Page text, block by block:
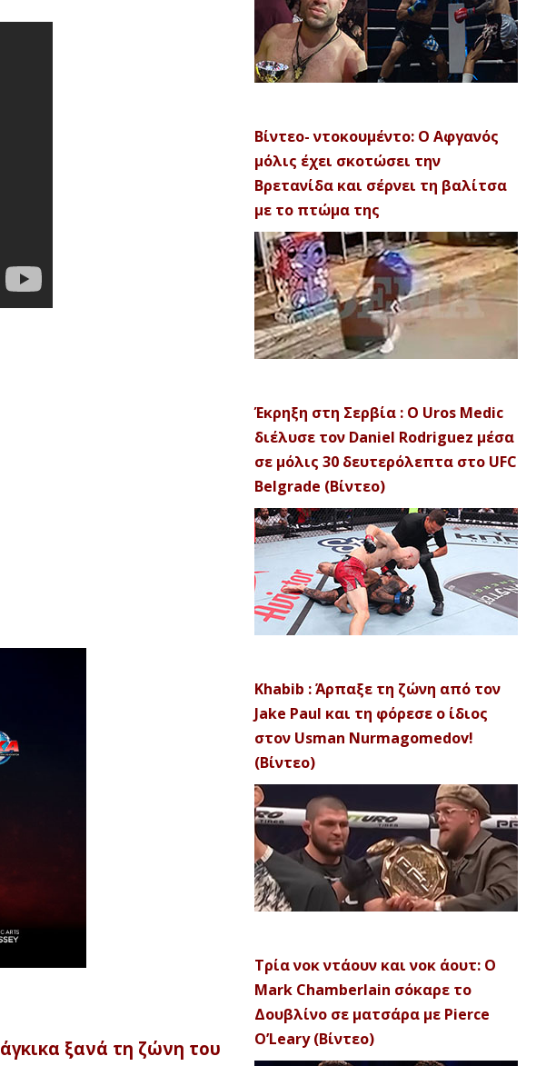
ξανά τη ζώνη του
Βίντεο- ντοκουμέντο: Ο Αφγανός
μόλις έχει σκοτώσει την
Βρετανίδα και σέρνει τη βαλίτσα
με το πτώμα της
Έκρηξη στη Σερβία : Ο Uros Medic
διέλυσε τον Daniel Rodriguez μέσα
σε μόλις 30 δευτερόλεπτα στο UFC
Belgrade (Βίντεο)
Khabib : Άρπαξε τη ζώνη από τον
Jake Paul και τη φόρεσε ο ίδιος
στον Usman Nurmagomedov!
(Βίντεο)
Τρία νοκ ντάουν και νοκ άουτ: Ο
Mark Chamberlain σόκαρε το
Δουβλίνο σε ματσάρα με Pierce
O’Leary (Βίντεο)